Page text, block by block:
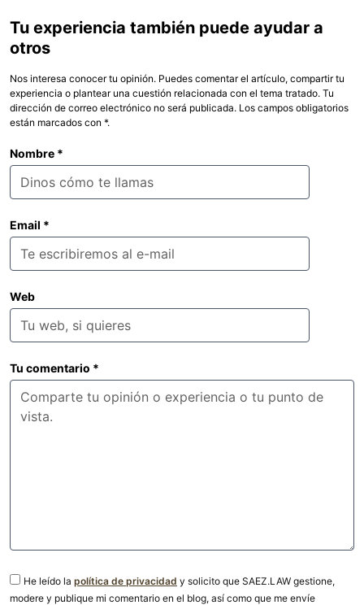
Tu experiencia también puede ayudar a
otros
Nos interesa conocer tu opinión. Puedes comentar el artículo, compartir tu
experiencia o plantear una cuestión relacionada con el tema tratado. Tu
dirección de correo electrónico no será publicada. Los campos obligatorios
están marcados con *.
Nombre *
Email *
Web
Tu comentario *
He leído la política de privacidad y solicito que SAEZ.LAW gestione,
modere y publique mi comentario en el blog, así como que me envíe